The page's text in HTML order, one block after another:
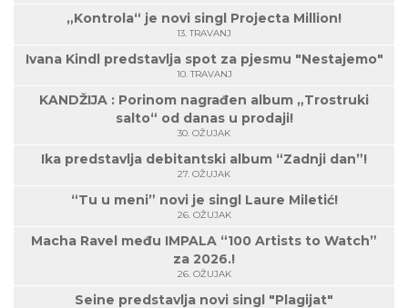
„Kontrola“ je novi singl Projecta Million!
13. TRAVANJ
Ivana Kindl predstavlja spot za pjesmu "Nestajemo"
10. TRAVANJ
KANDŽIJA : Porinom nagrađen album „Trostruki
salto“ od danas u prodaji!
30. OŽUJAK
Ika predstavlja debitantski album “Zadnji dan”!
27. OŽUJAK
“Tu u meni” novi je singl Laure Miletić!
26. OŽUJAK
Macha Ravel među IMPALA “100 Artists to Watch”
za 2026.!
26. OŽUJAK
Seine predstavlja novi singl "Plagijat"